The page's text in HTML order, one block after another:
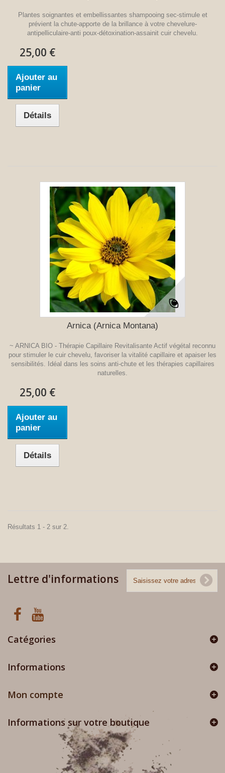
Plantes soignantes et embellissantes shampooing sec-stimule et
prévient la chute-apporte de la brillance à votre chevelure-
antipelliculaire-anti poux-détoxination-assainit cuir chevelu.
25,00 €
Ajouter au
panier
Détails
Arnica (Arnica Montana)
~ ARNICA BIO - Thérapie Capillaire Revitalisante Actif végétal reconnu
pour stimuler le cuir chevelu, favoriser la vitalité capillaire et apaiser les
sensibilités. Idéal dans les soins anti-chute et les thérapies capillaires
naturelles.
25,00 €
Ajouter au
panier
Détails
Résultats 1 - 2 sur 2.
Lettre d'informations
Catégories
Informations
Mon compte
Informations sur votre boutique